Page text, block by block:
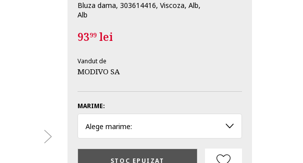
Bluza dama, 303614416, Viscoza, Alb,
Alb
9399lei
Vandut de
MODIVO SA
MARIME:
Alege marime:
STOC EPUIZAT